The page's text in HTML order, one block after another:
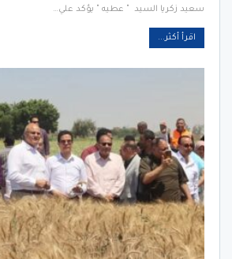
سعيد زكريا السيد " عطيه " يؤكد علي…
اقرأ أكثر...